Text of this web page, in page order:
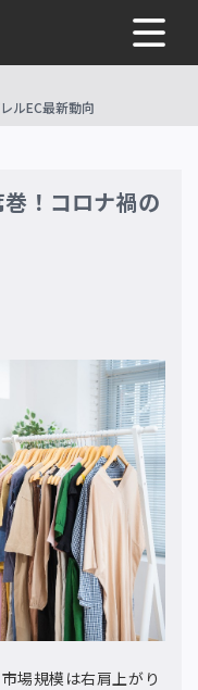
ルEC最新動向
！コロナ禍の
場規模は右肩上がり